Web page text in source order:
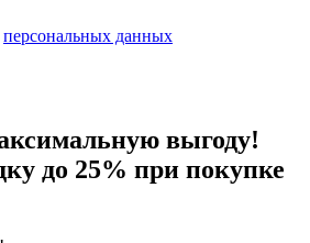
персональных данных
выгоду!
до 25% при покупке